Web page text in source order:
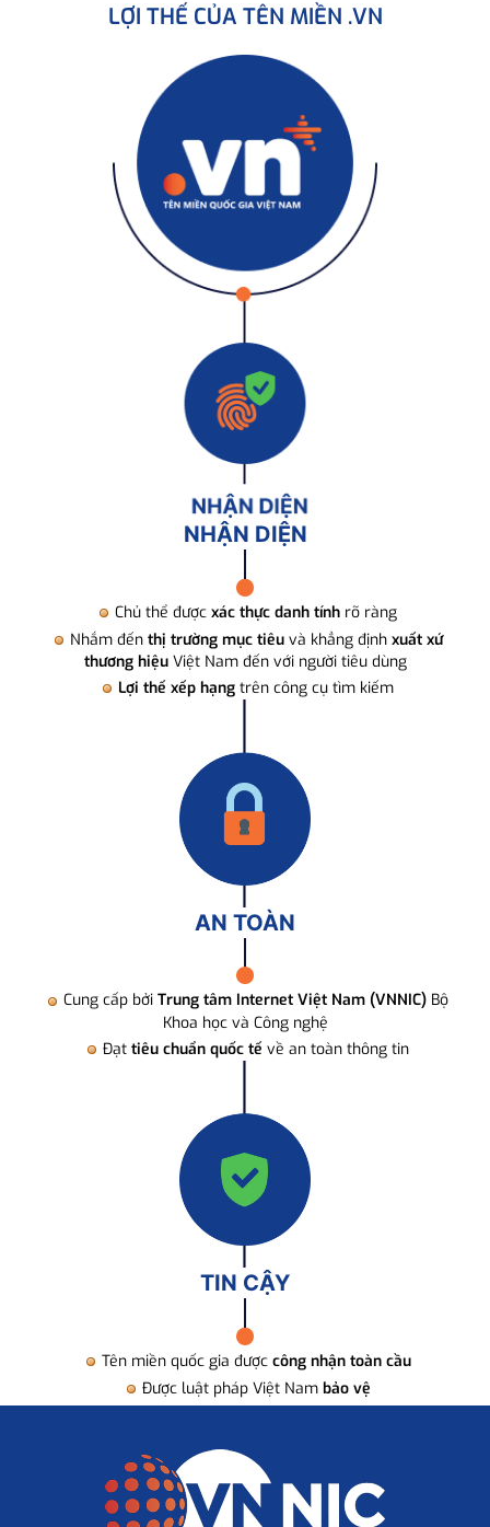
LỢI THẾ CỦA TÊN MIỀN .VN
NHẬN DIỆN
Chủ thể được xác thực danh tính rõ ràng
Nhắm đến thị trường mục tiêuvà khẳng định xuất xứ
thương hiệuViệt Nam đến với người tiêu dùng
Lợi thế xếp hạng trên công cụ tìm kiếm
AN TOÀN
Cung cấp bởi Trung tâm Internet Việt Nam (VNNIC) Bộ
Khoa học và Công nghệ
Đạt tiêu chuẩn quốc tế về an toàn thông tin
TIN CẬY
Tên miền quốc gia được công nhận toàn cầu
Được luật pháp Việt Nam bảo vệ